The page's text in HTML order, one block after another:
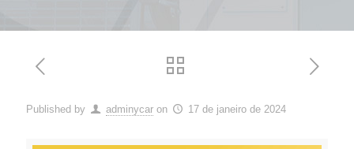
Published by adminycar on 17 de janeiro de 2024